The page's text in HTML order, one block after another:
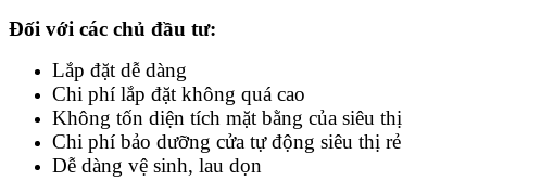
Đối với các chủ đầu tư:
Lắp đặt dễ dàng
Chi phí lắp đặt không quá cao
Không tốn diện tích mặt bằng của siêu thị
Chi phí bảo dưỡng cửa tự động siêu thị rẻ
Dễ dàng vệ sinh, lau dọn